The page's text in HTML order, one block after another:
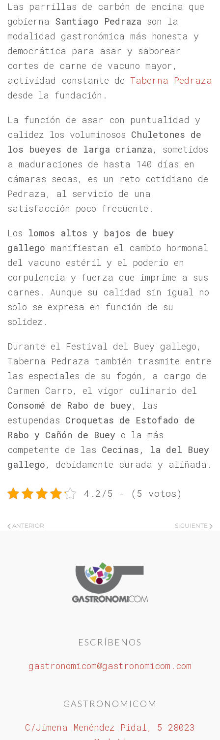
Las parrillas de carbón de encina que
gobierna Santiago Pedraza son la
modalidad gastronómica más honesta y
democrática para asar y saborear
cortes de carne de vacuno mayor,
actividad constante de Taberna Pedraza
desde la fundación.
La función de asar con puntualidad y
calidez los voluminosos Chuletones de
los bueyes de larga crianza, sometidos
a maduraciones de hasta 140 días en
cámaras secas, es un reto cotidiano de
Pedraza, al servicio de una
satisfacción poco frecuente.
Los lomos altos y bajos de buey
gallego manifiestan el cambio hormonal
del vacuno estéril y el poderío en
corpulencia y fuerza que imprime a sus
carnes. Aunque su calidad sin igual no
solo se expresa en función de su
solidez.
Durante el Festival del Buey gallego,
Taberna Pedraza también trasmite entre
las especiales de su fogón, a cargo de
Carmen Carro, el vigor culinario del
Consomé de Rabo de buey, las
estupendas Croquetas de Estofado de
Rabo y Cañón de Buey o la más
competente de las Cecinas, la del Buey
gallego, debidamente curada y aliñada.
4.2/5 - (5 votos)
ANTERIOR SIGUIENTE
ESCRÍBENOS
gastronomicom@gastronomicom.com
GASTRONOMICOM
C/Jimena Menéndez Pidal, 5 28023